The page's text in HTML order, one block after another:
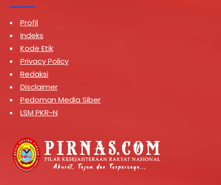
Profil
Indeks
Kode Etik
Privacy Policy
Redaksi
Disclaimer
Pedoman Media Siber
LSM PKR-N